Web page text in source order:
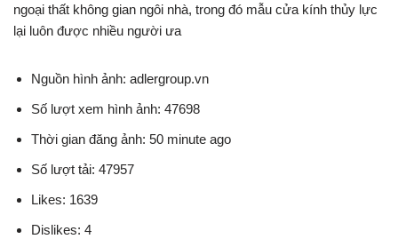
ngoại thất không gian ngôi nhà, trong đó mẫu cửa kính thủy lực
lại luôn được nhiều người ưa
Nguồn hình ảnh: adlergroup.vn
Số lượt xem hình ảnh: 47698
Thời gian đăng ảnh: 50 minute ago
Số lượt tải: 47957
Likes: 1639
Dislikes: 4